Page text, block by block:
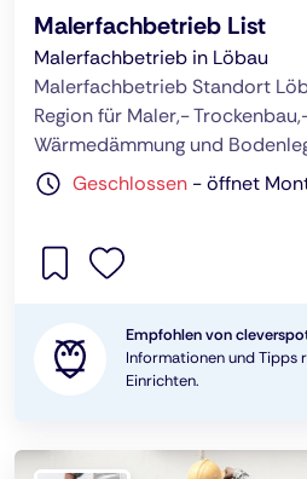
Malerfachbetrieb List
Malerfachbetrieb in Löbau
Malerfachbetrieb Standort
Region für Maler,-
Wärmedämmung und
Geschlossen -öffnet
Empfohlen von
Informationen und Tipps
Einrichten.